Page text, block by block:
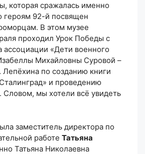
которая сражалась именно
героям 92-й посвящен
В этом музее
проходил Урок Победы с
ассоциации «Дети военного
Михайловны Суровой –
по созданию книги
и проведению
Словом, мы хотели всё увидеть
заместитель директора по
работе Татьяна
Татьяна Николаевна